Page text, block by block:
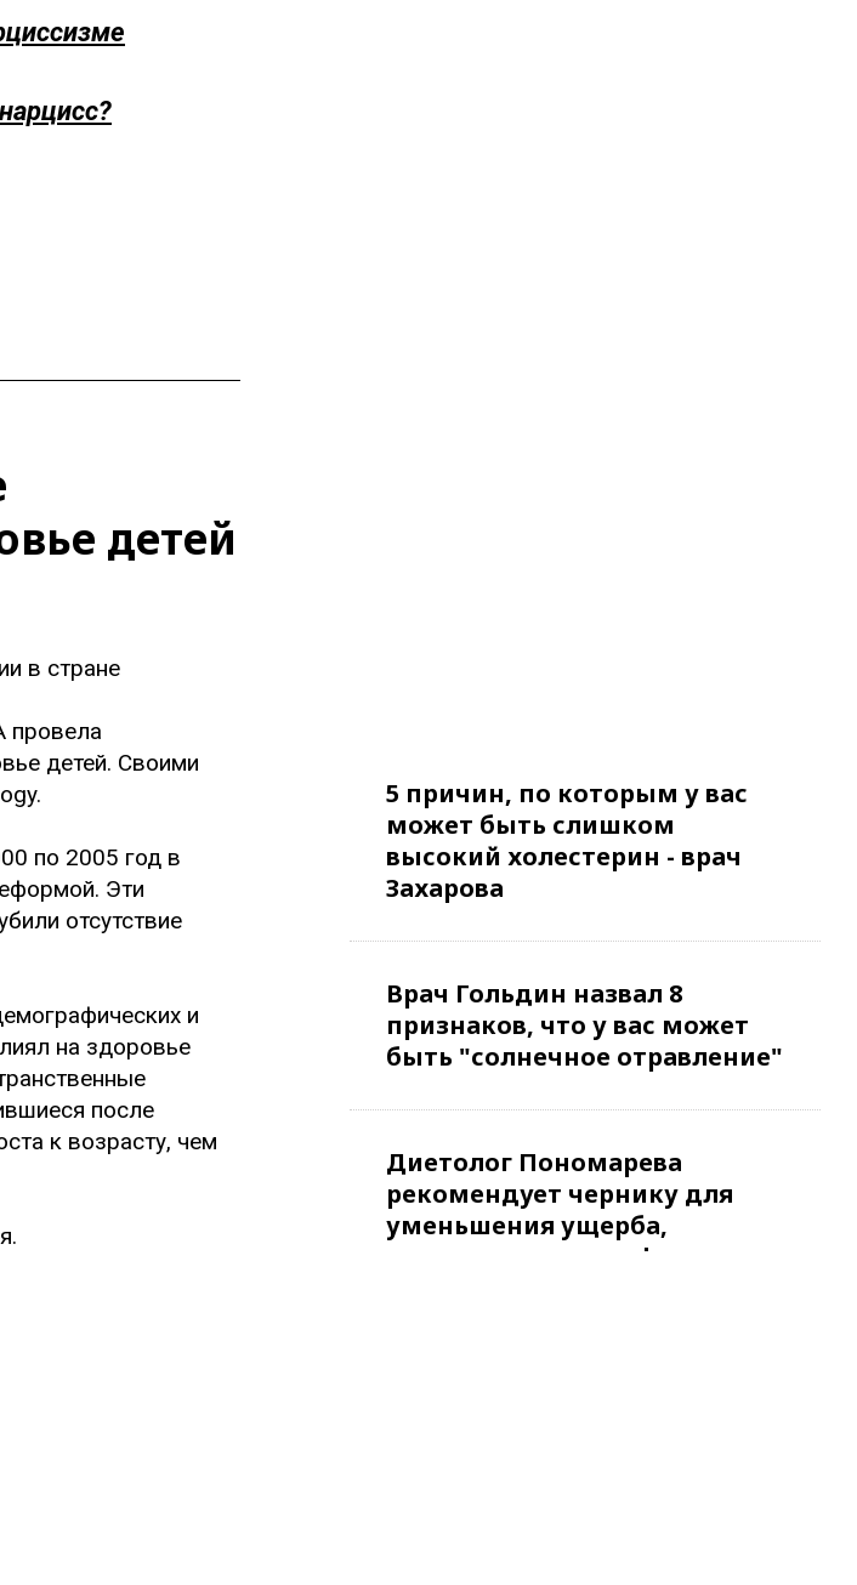
детей
провела
детей. Своими
по 2005 год в
Эти
отсутствие
и
на здоровье
после
к возрасту, чем
5 причин, по которым у вас
может быть слишком
высокий холестерин - врач
Захарова
Врач Гольдин назвал 8
признаков, что у вас может
быть "солнечное отравление"
Диетолог Пономарева
рекомендует чернику для
уменьшения ущерба,
вызванного ультрафиолетом